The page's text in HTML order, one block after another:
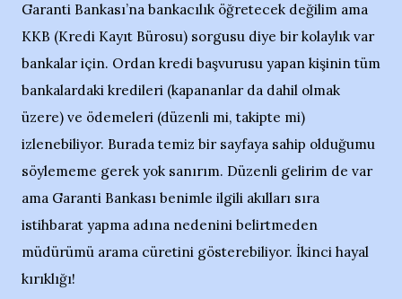
Garanti Bankası’na bankacılık öğretecek değilim ama
KKB (Kredi Kayıt Bürosu) sorgusu diye bir kolaylık var
bankalar için. Ordan kredi başvurusu yapan kişinin tüm
bankalardaki kredileri (kapananlar da dahil olmak
üzere) ve ödemeleri (düzenli mi, takipte mi)
izlenebiliyor. Burada temiz bir sayfaya sahip olduğumu
söylememe gerek yok sanırım. Düzenli gelirim de var
ama Garanti Bankası benimle ilgili akılları sıra
istihbarat yapma adına nedenini belirtmeden
müdürümü arama cüretini gösterebiliyor. İkinci hayal
kırıklığı!